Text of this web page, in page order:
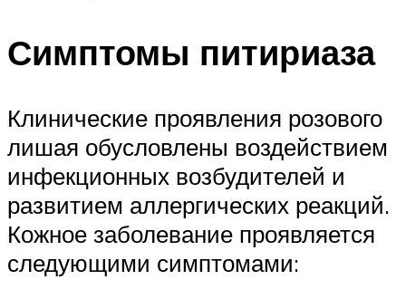
Симптомы питириаза
Клинические проявления розового
лишая обусловлены воздействием
инфекционных возбудителей и
развитием аллергических реакций.
Кожное заболевание проявляется
следующими симптомами: